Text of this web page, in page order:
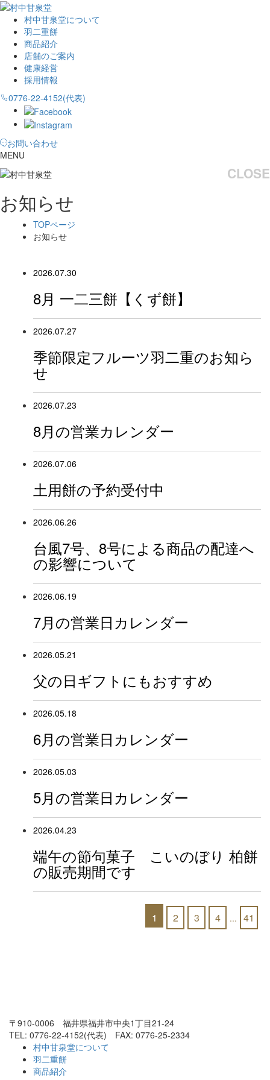
村中甘泉堂について
羽二重餅
商品紹介
店舗のご案内
健康経営
採用情報
0776-22-4152(代表)
お問い合わせ
MENU
CLOSE
お知らせ
TOPページ
お知らせ
2026.07.30
8月 一二三餅【くず餅】
2026.07.27
季節限定フルーツ羽二重のお知ら
せ
2026.07.23
8月の営業カレンダー
2026.07.06
土用餅の予約受付中
2026.06.26
台風7号、8号による商品の配達へ
の影響について
2026.06.19
7月の営業日カレンダー
2026.05.21
父の日ギフトにもおすすめ
2026.05.18
6月の営業日カレンダー
2026.05.03
5月の営業日カレンダー
2026.04.23
端午の節句菓子 こいのぼり 柏餅
の販売期間です
1 2 3 4 ... 41
〒910-0006 福井県福井市中央1丁目21-24
TEL: 0776-22-4152(代表) FAX: 0776-25-2334
村中甘泉堂について
羽二重餅
商品紹介